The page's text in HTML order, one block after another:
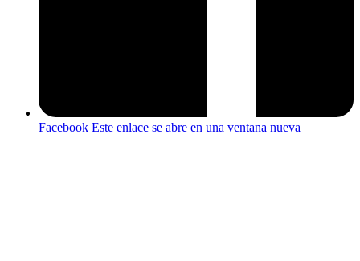
Facebook Este enlace se abre en una ventana nueva